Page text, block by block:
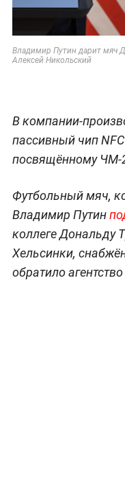
Владимир Путин дарит мяч
Алексей Никольский
В компании-
пассивный чип NFC
посвящённому ЧМ-
Футбольный мяч,
Владимир Путин
коллеге Дональду
Хельсинки,
обратило